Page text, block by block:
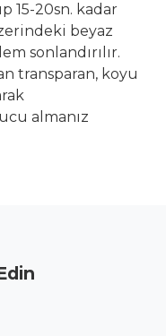
15-20sn. kadar
beyaz
sonlandırılır.
transparan, koyu
almanız